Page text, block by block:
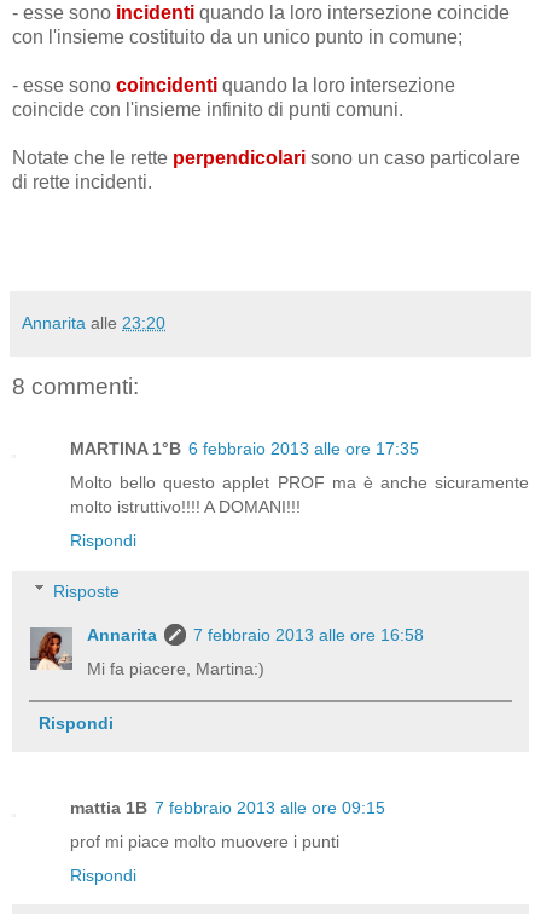
- esse sono incidenti quando la loro intersezione coincide
con l'insieme costituito da un unico punto in comune;
- esse sono coincidenti quando la loro intersezione
coincide con l'insieme infinito di punti comuni.
Notate che le rette perpendicolari sono un caso particolare
di rette incidenti.
Annarita alle 23:20
8 commenti:
MARTINA 1°B 6 febbraio 2013 alle ore 17:35
Molto bello questo applet PROF ma è anche sicuramente
molto istruttivo!!!! A DOMANI!!!
Rispondi
Risposte
Annarita
7 febbraio 2013 alle ore 16:58
Mi fa piacere, Martina:)
Rispondi
mattia 1B 7 febbraio 2013 alle ore 09:15
prof mi piace molto muovere i punti
Rispondi